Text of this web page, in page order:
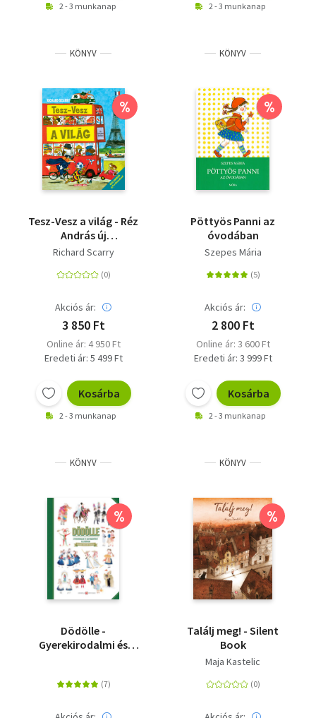
2 - 3 munkanap 2 - 3 munkanap
KÖNYV
%
Tesz-Vesz a világ - Réz
András új
fordításában
Richard Scarry
Akciós ár:
3 850 Ft
Online ár: 4 950 Ft
Eredeti ár: 5 499 Ft
Kosárba
2 - 3 munkanap
KÖNYV
%
Pöttyös Panni az
óvodában
Szepes Mária
Akciós ár:
2 800 Ft
Online ár: 3 600 Ft
Eredeti ár: 3 999 Ft
Kosárba
2 - 3 munkanap
KÖNYV
%
Dödölle -
Gyerekirodalmi és
receptekkel
KÖNYV
%
Találj meg! - Silent
Book
Maja Kastelic